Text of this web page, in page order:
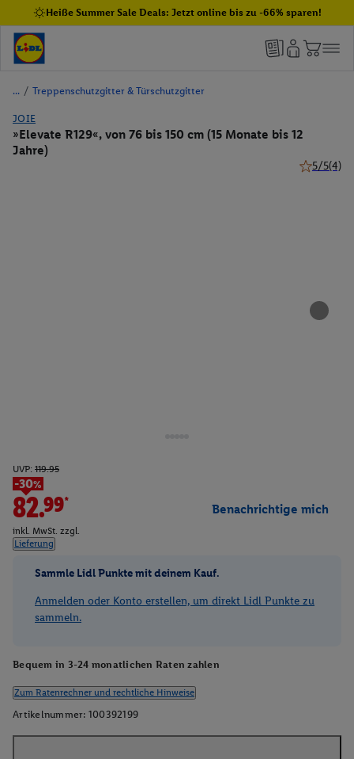
Heiße Summer Sale Deals: Jetzt online bis zu -66% sparen!
/ Treppenschutzgitter & Türschutzgitter
JOIE
»Elevate R129«, von 76 bis 150 cm (15 Monate bis 12
Jahre)
5/5(4)
UVP: 119.95
-30%
82.99*
inkl. MwSt. zzgl.
Lieferung
Benachrichtige mich
Sammle Lidl Punkte mit deinem Kauf.
Anmelden oder Konto erstellen, um direkt Lidl Punkte zu
sammeln.
Bequem in 3-24 monatlichen Raten zahlen
Zum Ratenrechner und rechtliche Hinweise
Artikelnummer: 100392199